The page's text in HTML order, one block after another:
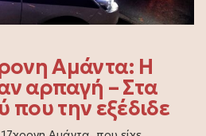
Αμάντα: Η
αρπαγή – Στα
που την εξέδιδε